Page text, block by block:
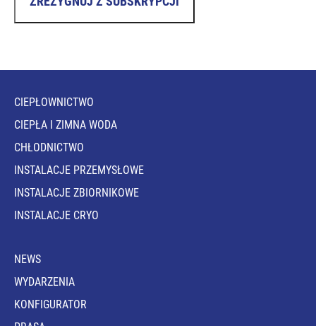
CIEPŁOWNICTWO
CIEPŁA I ZIMNA WODA
CHŁODNICTWO
INSTALACJE PRZEMYSŁOWE
INSTALACJE ZBIORNIKOWE
INSTALACJE CRYO
NEWS
WYDARZENIA
KONFIGURATOR